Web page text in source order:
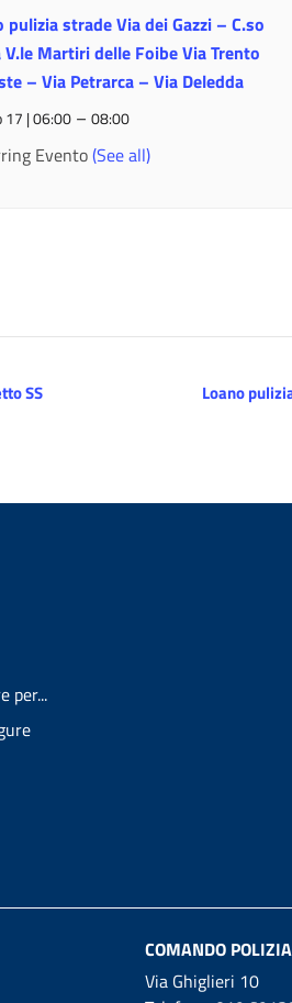
pulizia strade Via dei Gazzi – C.so
V.le Martiri delle Foibe Via Trento
– Via Petrarca – Via Deledda
17 | 06:00– 08:00
Evento(See all)
SS Loano
per...
COMANDO
Via Ghiglieri 10